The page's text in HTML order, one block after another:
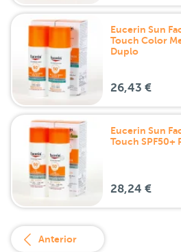
Eucerin Sun
Touch Color
Duplo
26,43 €
Eucerin Sun
Touch SPF50+
28,24 €
Anterior